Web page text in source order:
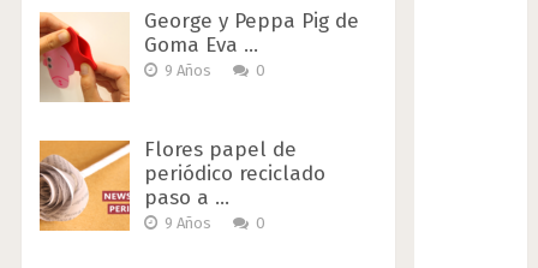
George y Peppa Pig de
Goma Eva …
9 Años 0
Flores papel de
periódico reciclado
paso a …
9 Años 0